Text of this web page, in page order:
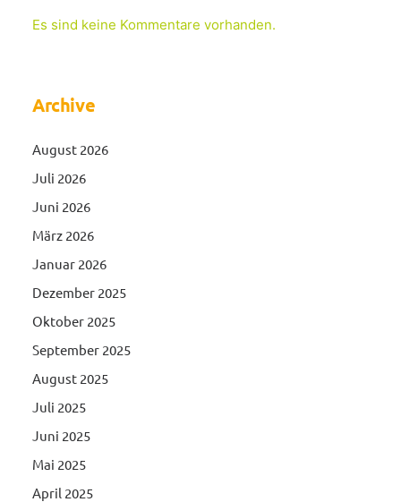
Es sind keine Kommentare vorhanden.
Archive
August 2026
Juli 2026
Juni 2026
März 2026
Januar 2026
Dezember 2025
Oktober 2025
September 2025
August 2025
Juli 2025
Juni 2025
Mai 2025
April 2025